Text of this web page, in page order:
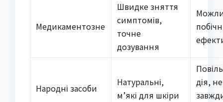
Медикаментозне
Швидке зняття
симптомів,
точне
дозування
Народні засоби
Натуральні,
м’які для шкіри
дія, не